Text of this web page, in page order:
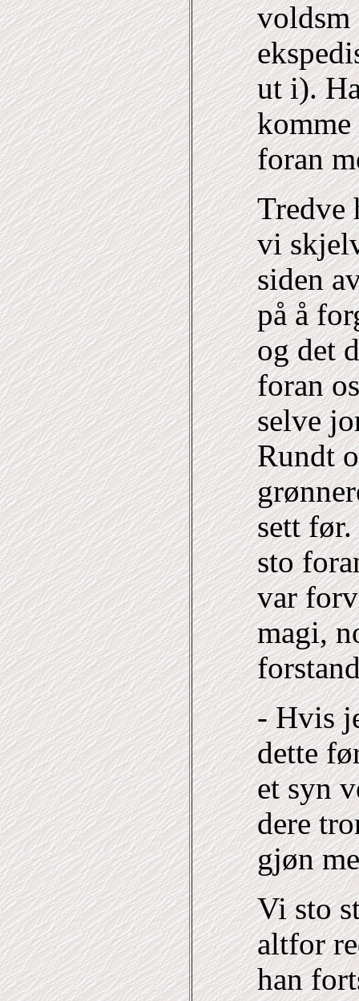
voldsm
ut i).
foran
Tredve
vi
siden
på å
og det
foran
selve
Rundt
sett før.
sto
var
magi,
- Hvis
dette
et syn
dere
gjøn
Vi sto
altfor
han